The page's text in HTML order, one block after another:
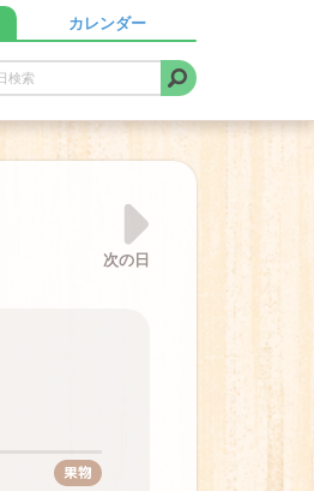
カレンダー
次の日
果物